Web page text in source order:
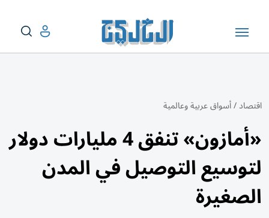
اقتصاد/أسواق عربية وعالمية
«أمازون» تنفق 4 مليارات دولار
لتوسيع التوصيل في المدن
الصغيرة